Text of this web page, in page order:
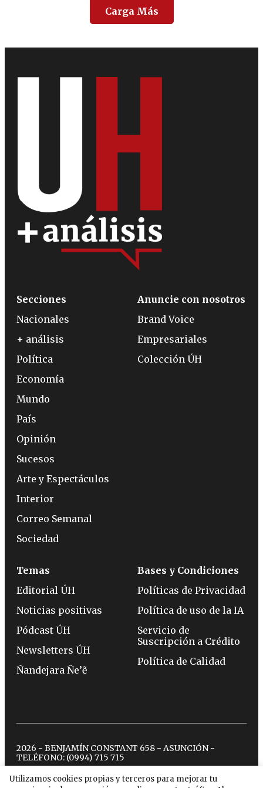
Carga Más
Utilizamos cookies propias y terceros para mejorar tu
Secciones
Nacionales
+ análisis
Política
Economía
Mundo
País
Opinión
Sucesos
Arte y Espectáculos
Interior
Correo Semanal
Sociedad
Anuncie con nosotros
Brand Voice
Empresariales
Colección ÚH
Temas
Editorial ÚH
Noticias positivas
Pódcast ÚH
Newsletters ÚH
Ñandejara Ñe’ẽ
Bases y Condiciones
Políticas de Privacidad
Política de uso de la IA
Servicio de
Suscripción a Crédito
Política de Calidad
2026 - BENJAMÍN CONSTANT 658 - ASUNCIÓN -
TELÉFONO: (0994) 715 715